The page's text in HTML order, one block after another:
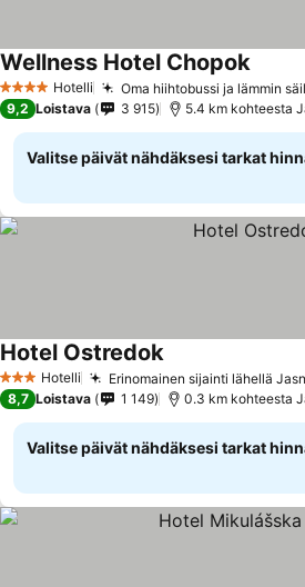
4 Tähtiluokitus
Hotelli Oma hiihtobussi ja lämmin
Wellness Hotel Chopok
9,2 Loistava 3 915 5.4 km kohteesta
Valitse päivät nähdäksesi tarkat
3 Tähtiluokitus
Hotelli Erinomainen sijainti lähellä
Hotel Ostredok
8,7 Loistava 1 149 0.3 km kohteesta
Valitse päivät nähdäksesi tarkat